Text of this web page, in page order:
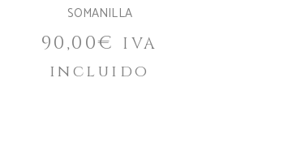
SOMANILLA
90,00€
IVA
incluido